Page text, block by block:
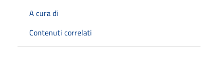
A cura di
Contenuti correlati